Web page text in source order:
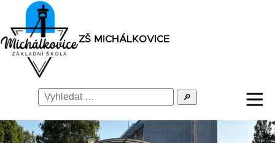
ZŠ MICHÁLKOVICE
🔎